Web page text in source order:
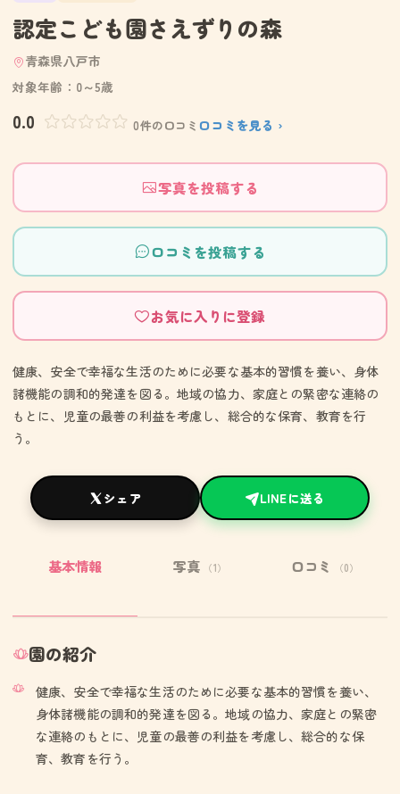
認定こども園さえずりの森
青森県八戸市
対象年齢：0～5歳
0.0 0件の口コミ 口コミを見る ›
写真を投稿する
口コミを投稿する
お気に入りに登録
健康、安全で幸福な生活のために必要な基本的習慣を養い、身体
諸機能の調和的発達を図る。地域の協力、家庭との緊密な連絡の
もとに、児童の最善の利益を考慮し、総合的な保育、教育を行
う。
シェア LINEに送る
基本情報 写真 （1） 口コミ （0）
園の紹介
健康、安全で幸福な生活のために必要な基本的習慣を養い、
身体諸機能の調和的発達を図る。地域の協力、家庭との緊密
な連絡のもとに、児童の最善の利益を考慮し、総合的な保
育、教育を行う。